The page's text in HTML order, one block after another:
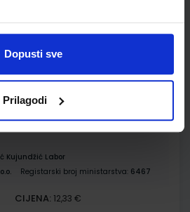
Dopusti sve
Prilagodi
CIJENA:12,00 €
Omot
povijesti za peti razred osnovne
Kujundžić Labor
Registarski broj ministarstva: 6467
CIJENA: 12,33 €